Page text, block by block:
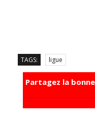
TAGS: ligue
Partagez la